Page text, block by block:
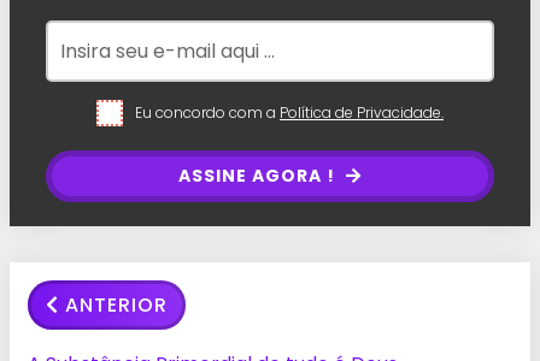
Eu concordo com a Política de Privacidade.
ASSINE AGORA !
ANTERIOR